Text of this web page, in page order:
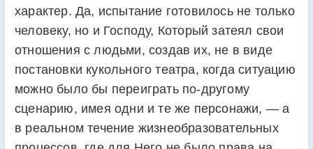
характер. Да, испытание готовилось не только
человеку, но и Господу, Который затеял свои
отношения с людьми, создав их, не в виде
постановки кукольного театра, когда ситуацию
можно было бы переиграть по-другому
сценарию, имея одни и те же персонажи, — а
в реальном течение жизнеобразовательных